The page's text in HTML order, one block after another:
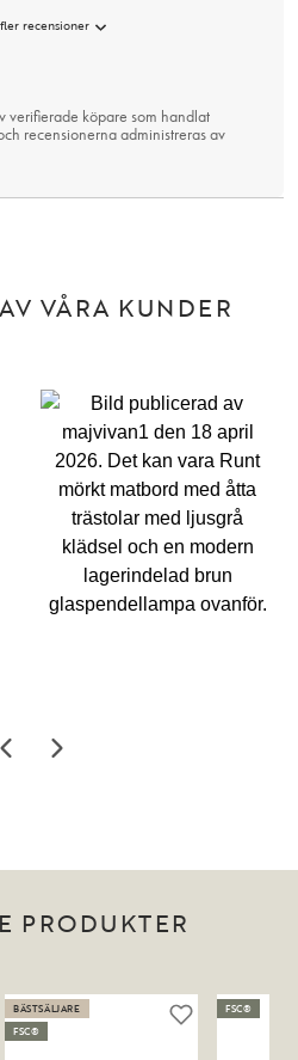
recensioner
verifierade köpare som handlat
recensionerna administreras av
VÅRA KUNDER
PRODUKTER
BÄSTSÄLJARE
FSC®
FSC®